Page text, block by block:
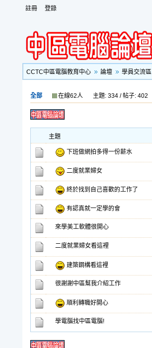
註冊 登錄
CCTC中區電腦教育中心 論壇 學員交流區
全部 在線62人 主題: 334 / 帖子: 402
主題
下班做網拍多得一份薪水
二度就業婦女
終於找到自己喜歡的工作了
有認真就一定學的會
來學美工軟體很開心
二度就業婦女看這裡
建築鋼構看這裡
很謝謝中區幫我介紹工作
順利轉職好開心
學電腦找中區電腦!